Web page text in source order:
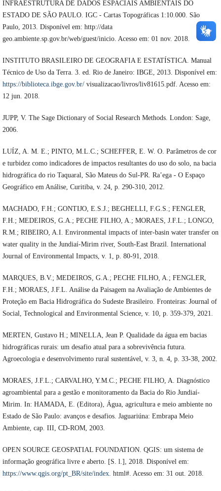
INFRAESTRUTURA DE DADOS ESPACIAIS AMBIENTAIS DO
ESTADO DE SÃO PAULO. IGC - Cartas Topográficas 1:10.000. São
Paulo, 2013. Disponível em: http://data
geo.ambiente.sp.gov.br/web/guest/inicio. Acesso em: 01 nov. 2018.
INSTITUTO BRASILEIRO DE GEOGRAFIA E ESTATÍSTICA. Manual
Técnico de Uso da Terra. 3. ed. Rio de Janeiro: IBGE, 2013. Disponível em:
https://biblioteca.ibge.gov.br/visualizacao/livros/liv81615.pdf. Acesso em:
12 jun. 2018.
JUPP, V. The Sage Dictionary of Social Research Methods. London: Sage,
2006.
LUÍZ, A. M. E.; PINTO, M.L.C.; SCHEFFER, E. W. O. Parâmetros de cor
e turbidez como indicadores de impactos resultantes do uso do solo, na bacia
hidrográfica do rio Taquaral, São Mateus do Sul-PR. Ra’ega - O Espaço
Geográfico em Análise, Curitiba, v. 24, p. 290-310, 2012.
MACHADO, F.H.; GONTIJO, E.S.J.; BEGHELLI, F.G.S.; FENGLER,
F.H.; MEDEIROS, G.A.; PECHE FILHO, A.; MORAES, J.F.L.; LONGO,
R.M.; RIBEIRO, A.I. Environmental impacts of inter-basin water transfer on
water quality in the Jundiaí-Mirim river, South-East Brazil. International
Journal of Environmental Impacts, v. 1, p. 80-91, 2018.
MARQUES, B.V.; MEDEIROS, G.A.; PECHE FILHO, A.; FENGLER,
F.H.; MORAES, J.F.L. Análise da Paisagem na Avaliação de Ambientes de
Proteção em Bacia Hidrográfica do Sudeste Brasileiro. Fronteiras: Journal of
Social, Technological and Environmental Science, v. 10, p. 359-379, 2021.
MERTEN, Gustavo H.; MINELLA, Jean P. Qualidade da água em bacias
hidrográficas rurais: um desafio atual para a sobrevivência futura.
Agroecologia e desenvolvimento rural sustentável, v. 3, n. 4, p. 33-38, 2002.
MORAES, J.F.L.; CARVALHO, Y.M.C.; PECHE FILHO, A. Diagnóstico
agroambiental para a gestão e monitoramento da Bacia do Rio Jundiaí-
Mirim. In: HAMADA, E. (Editora), Água, agricultura e meio ambiente no
Estado de São Paulo: avanços e desafios. Jaguariúna: Embrapa Meio
Ambiente, cap. III, CD-ROM, 2003.
OPEN SOURCE GEOSPATIAL FOUNDATION. QGIS: um sistema de
informação geográfica livre e aberto. [S. l.], 2018. Disponível em:
https://www.qgis.org/pt_BR/site/index. html#. Acesso em: 31 out. 2018.